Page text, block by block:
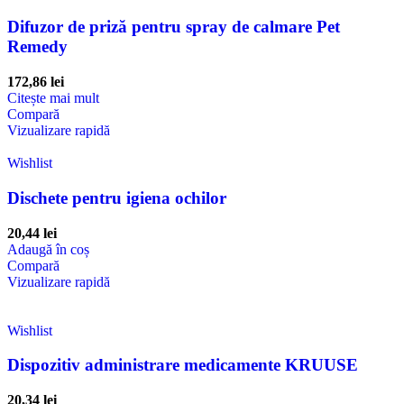
Difuzor de priză pentru spray de calmare Pet
Remedy
172,86 lei
Citește mai mult
Compară
Vizualizare rapidă
Wishlist
Dischete pentru igiena ochilor
20,44 lei
Adaugă în coș
Compară
Vizualizare rapidă
Wishlist
Dispozitiv administrare medicamente KRUUSE
20,34 lei